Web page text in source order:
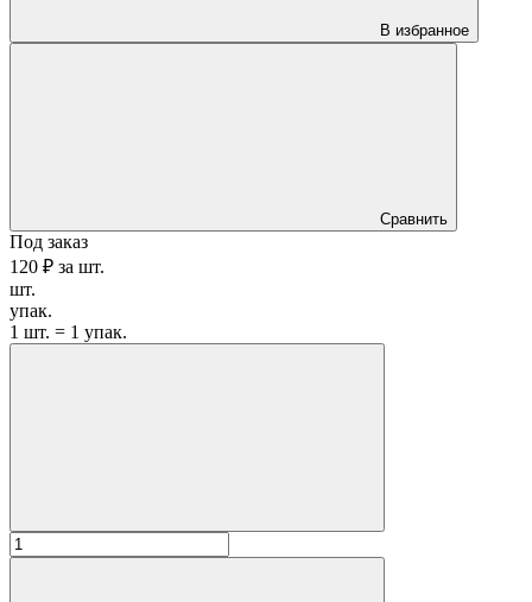
В избранное
Сравнить
Под заказ
120 ₽ за шт.
шт.
упак.
1 шт. = 1 упак.